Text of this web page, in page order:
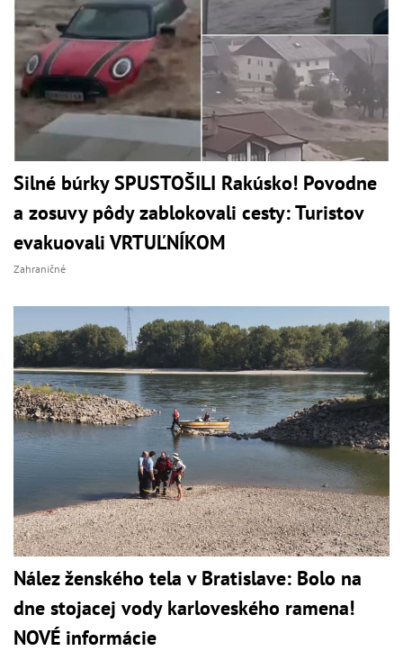
Silné búrky SPUSTOŠILI Rakúsko! Povodne
a zosuvy pôdy zablokovali cesty: Turistov
evakuovali VRTUĽNÍKOM
Zahraničné
Nález ženského tela v Bratislave: Bolo na
dne stojacej vody karloveského ramena!
NOVÉ informácie